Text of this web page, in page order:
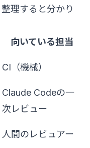
理すると分かり
向いている担当
CI（機械）
Claude Codeの一
次レビュー
人間のレビュアー